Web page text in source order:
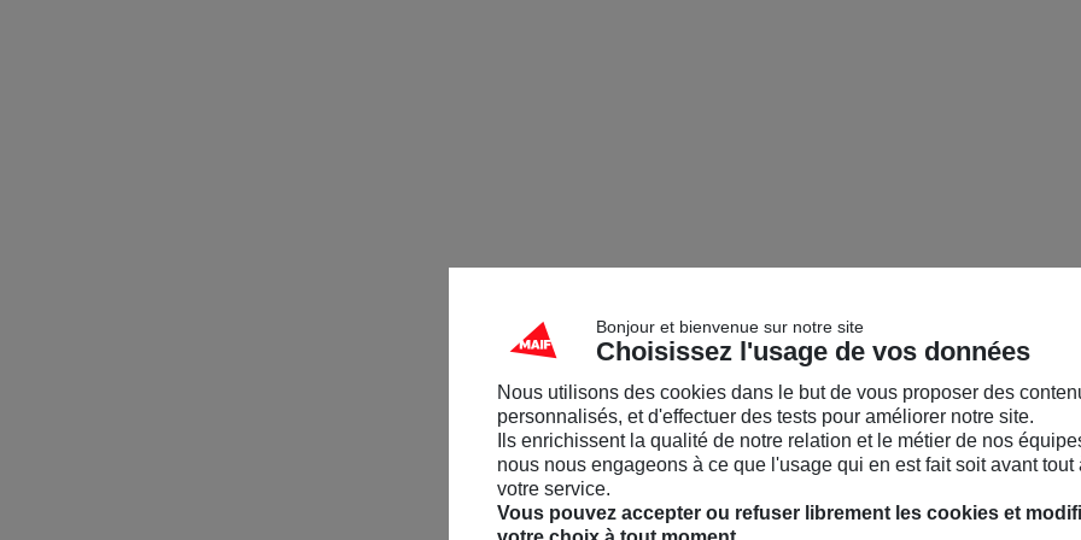
Bonjour et bienvenue sur notre site
Choisissez l'usage de vos données
Nous utilisons des cookies dans le but de vous proposer des
personnalisés, et d'effectuer des tests pour améliorer notre site.
Ils enrichissent la qualité de notre relation et le métier de nos
nous nous engageons à ce que l'usage qui en est fait soit avant tout
votre service.
Vous pouvez accepter ou refuser librement les cookies et